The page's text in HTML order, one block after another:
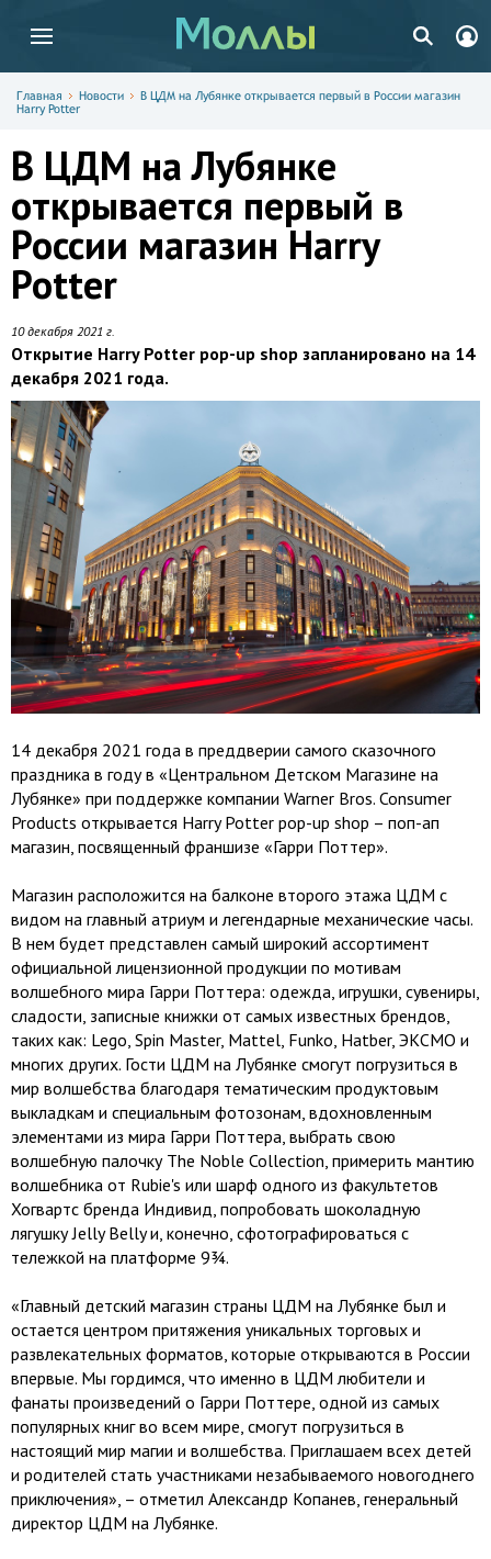
Главная Новости
В ЦДМ на Лубянке открывается первый в России магазин
Harry Potter
В ЦДМ на Лубянке
открывается первый в
России магазин Harry
Potter
10 декабря 2021 г.
Открытие Harry Potter pop-up shop запланировано на 14
декабря 2021 года.
14 декабря 2021 года в преддверии самого сказочного
праздника в году в «Центральном Детском Магазине на
Лубянке» при поддержке компании Warner Bros. Consumer
Products открывается Harry Potter pop-up shop – поп-ап
магазин, посвященный франшизе «Гарри Поттер».
Магазин расположится на балконе второго этажа ЦДМ с
видом на главный атриум и легендарные механические часы.
В нем будет представлен самый широкий ассортимент
официальной лицензионной продукции по мотивам
волшебного мира Гарри Поттера: одежда, игрушки, сувениры,
сладости, записные книжки от самых известных брендов,
таких как: Lego, Spin Master, Mattel, Funko, Hatber, ЭКСМО и
многих других. Гости ЦДМ на Лубянке смогут погрузиться в
мир волшебства благодаря тематическим продуктовым
выкладкам и специальным фотозонам, вдохновленным
элементами из мира Гарри Поттера, выбрать свою
волшебную палочку The Noble Collection, примерить мантию
волшебника от Rubie's или шарф одного из факультетов
Хогвартс бренда Индивид, попробовать шоколадную
лягушку Jelly Belly и, конечно, сфотографироваться с
тележкой на платформе 9¾.
«Главный детский магазин страны ЦДМ на Лубянке был и
остается центром притяжения уникальных торговых и
развлекательных форматов, которые открываются в России
впервые. Мы гордимся, что именно в ЦДМ любители и
фанаты произведений о Гарри Поттере, одной из самых
популярных книг во всем мире, смогут погрузиться в
настоящий мир магии и волшебства. Приглашаем всех детей
и родителей стать участниками незабываемого новогоднего
приключения», – отметил Александр Копанев, генеральный
директор ЦДМ на Лубянке.